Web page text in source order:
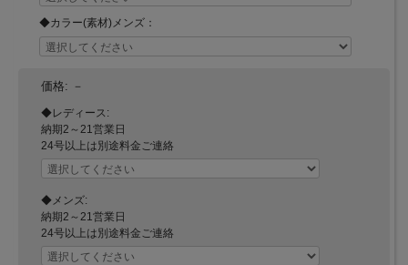
◆カラー(素材)メンズ：
価格: －
◆レディース:
納期2～21営業日
24号以上は別途料金ご連絡
◆メンズ:
納期2～21営業日
24号以上は別途料金ご連絡